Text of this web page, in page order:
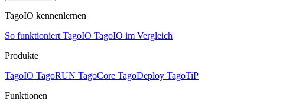
TagoIO kennenlernen
So funktioniert TagoIO TagoIO im Vergleich
Produkte
TagoIO TagoRUN TagoCore TagoDeploy TagoTiP
Funktionen